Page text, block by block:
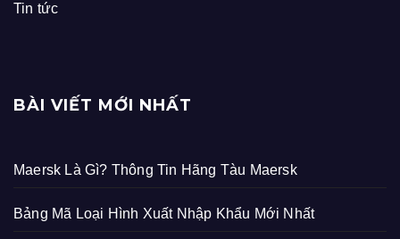
Tin tức
BÀI VIẾT MỚI NHẤT
Maersk Là Gì? Thông Tin Hãng Tàu Maersk
Bảng Mã Loại Hình Xuất Nhập Khẩu Mới Nhất